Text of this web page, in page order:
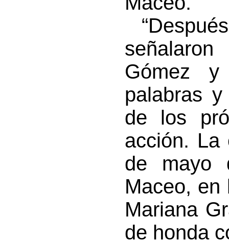
Gómez
palabras
de los
acción.
de mayo
Maceo, en
Mariana
de honda